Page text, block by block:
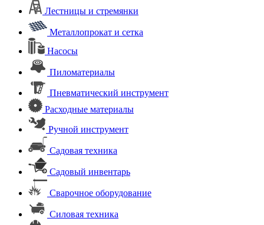
Лестницы и стремянки
Металлопрокат и сетка
Насосы
Пиломатериалы
Пневматический инструмент
Расходные материалы
Ручной инструмент
Садовая техника
Садовый инвентарь
Сварочное оборудование
Силовая техника